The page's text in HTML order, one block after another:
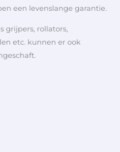
een levenslange garantie.
grijpers, rollators,
etc. kunnen er ook